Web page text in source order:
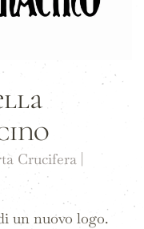
Crucifera |
un nuovo logo.